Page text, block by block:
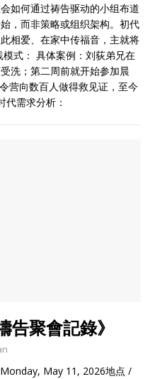
如何通过祷告驱动的小组布道
，而非策略或组织架构。初代
相爱、在家中传福音，主就将
式： 具体案例：刘荻弟兄在
洗；第二周前就开始参加晨
营向数百人做得救见证，至今
需求分析：
聚會記錄》
May 11, 2026地点 /